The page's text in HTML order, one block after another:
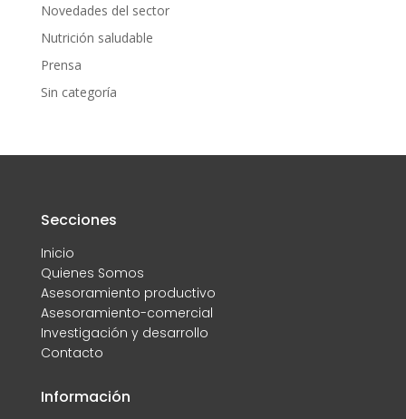
Novedades del sector
Nutrición saludable
Prensa
Sin categoría
Secciones
Inicio
Quienes Somos
Asesoramiento productivo
Asesoramiento-comercial
Investigación y desarrollo
Contacto
Información